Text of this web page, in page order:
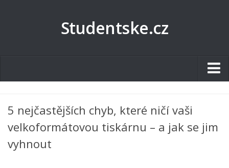
Studentske.cz
Tematické okruhy
Angličtina
Art
5 nejčastějších chyb, které ničí vaši
velkoformátovou tiskárnu – a jak se jim
vyhnout